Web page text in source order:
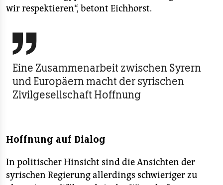
wir respektieren“, betont Eichhorst.

Eine Zusammenarbeit zwischen Syrern
und Europäern macht der syrischen
Zivilgesellschaft Hoffnung
Hoffnung auf Dialog
In politischer Hinsicht sind die Ansichten der
syrischen Regierung allerdings schwieriger zu